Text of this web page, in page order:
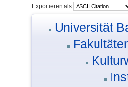
Exportieren als
Universität